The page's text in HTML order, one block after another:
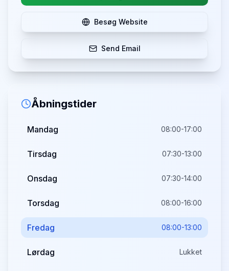
Besøg Website
Send Email
Åbningstider
Mandag 08:00-17:00
Tirsdag 07:30-13:00
Onsdag 07:30-14:00
Torsdag 08:00-16:00
Fredag 08:00-13:00
Lørdag Lukket